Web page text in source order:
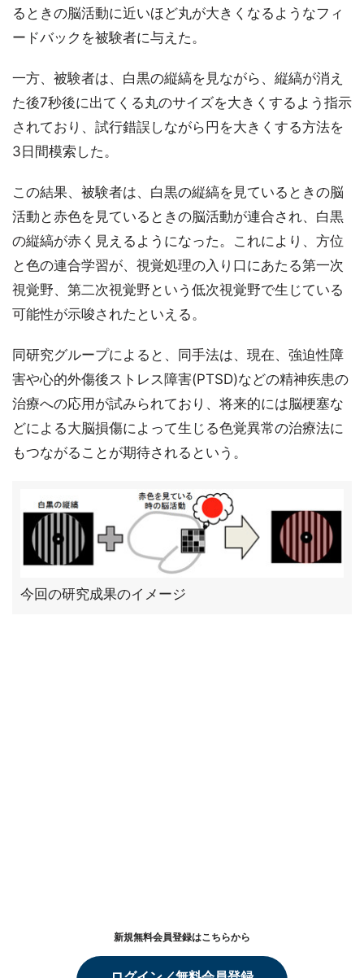
るときの脳活動に近いほど丸が大きくなるようなフィ
ードバックを被験者に与えた。
一方、被験者は、白黒の縦縞を見ながら、縦縞が消え
た後7秒後に出てくる丸のサイズを大きくするよう指示
されており、試行錯誤しながら円を大きくする方法を
3日間模索した。
この結果、被験者は、白黒の縦縞を見ているときの脳
活動と赤色を見ているときの脳活動が連合され、白黒
の縦縞が赤く見えるようになった。これにより、方位
と色の連合学習が、視覚処理の入り口にあたる第一次
視覚野、第二次視覚野という低次視覚野で生じている
可能性が示唆されたといえる。
同研究グループによると、同手法は、現在、強迫性障
害や心的外傷後ストレス障害(PTSD)などの精神疾患の
治療への応用が試みられており、将来的には脳梗塞な
どによる大脳損傷によって生じる色覚異常の治療法に
もつながることが期待されるという。
今回の研究成果のイメージ
新規無料会員登録はこちらから